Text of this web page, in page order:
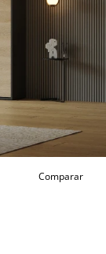
Comparar